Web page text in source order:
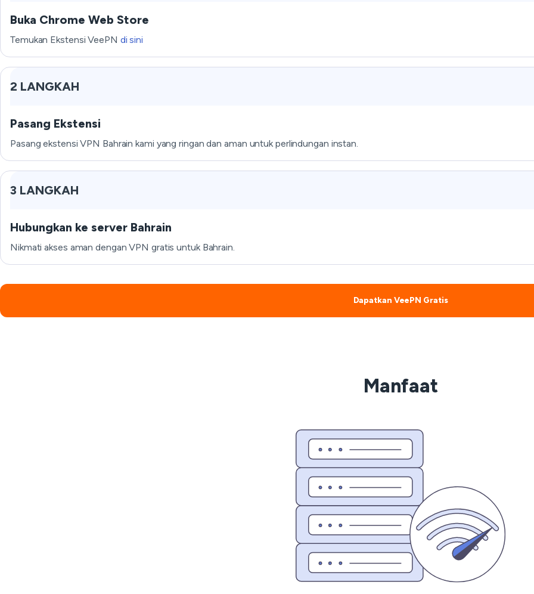
Buka Chrome Web Store
Temukan Ekstensi VeePN di sini
2 LANGKAH
Pasang Ekstensi
Pasang ekstensi VPN Bahrain kami yang ringan dan aman untuk perlindungan instan.
3 LANGKAH
Hubungkan ke server Bahrain
Nikmati akses aman dengan VPN gratis untuk Bahrain.
Dapatkan VeePN Gratis
Manfaat